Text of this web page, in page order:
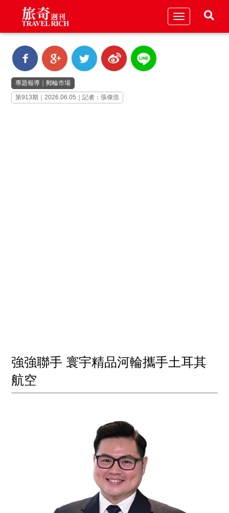
Toggle
專題報導 ｜郵輪市場
第913期｜2026.06.05｜記者：張偉浩
強強聯手 寰宇精品河輪攜手土耳其
航空